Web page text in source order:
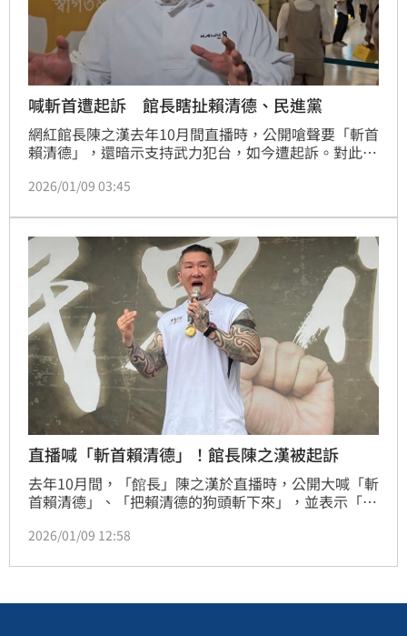
喊斬首遭起訴 館長瞎扯賴清德、民進黨
網紅館長陳之漢去年10月間直播時，公開嗆聲要「斬首
賴清德」，還暗示支持武力犯台，如今遭起訴。對此，
2026/01/09 03:45
直播喊「斬首賴清德」！館長陳之漢被起訴
去年10月間，「館長」陳之漢於直播時，公開大喊「斬
首賴清德」、「把賴清德的狗頭斬下來」，並表示「兩
新北地檢署獲報後，指揮內政部刑事局、林口分局偵
公眾等罪嫌，對「館長」陳之漢提起公訴。
2026/01/09 12:58